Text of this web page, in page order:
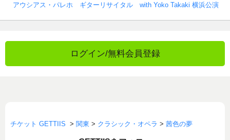
アウシアス・パレホ ギターリサイタル with Yoko Takaki 横浜公演
ログイン/無料会員登録
チケット GETTIIS > 関東 > クラシック・オペラ > 茜色の夢